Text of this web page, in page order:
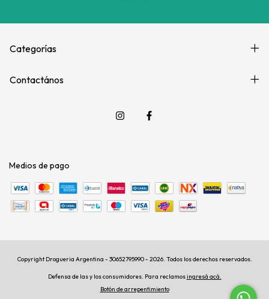
Categorías
Contactános
Medios de pago
Copyright Drogueria Argentina - 30652795990 - 2026. Todos los derechos reservados.
Defensa de las y los consumidores. Para reclamosingresá acá.
Botón de arrepentimiento